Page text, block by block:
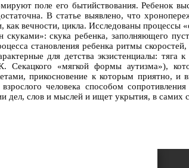
поле его бытийствования. Ребенок
В статье выявлено, что
вечности, цикла. Исследованы процессы
скука ребенка, заполняющего
становления ребенка ритмы
для детства экзистенциалы: тяга
«мягкой формы аутизма»),
прикосновение к которым приятно, и
человека способом
дел, слов и мыслей и ищет укрытия, в самих